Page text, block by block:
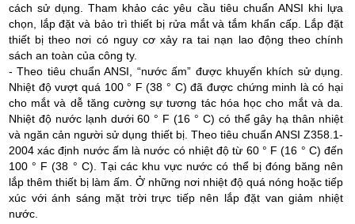
cách sử dụng. Tham khảo các yêu cầu tiêu chuẩn ANSI khi lựa
chọn, lắp đặt và bảo trì thiết bị rửa mắt và tắm khẩn cấp. Lắp đặt
thiết bị theo nơi có nguy cơ xảy ra tai nạn lao động theo chính
sách an toàn của công ty.
- Theo tiêu chuẩn ANSI, “nước ấm” được khuyến khích sử dụng.
Nhiệt độ vượt quá 100 ° F (38 ° C) đã được chứng minh là có hại
cho mắt và dễ tăng cường sự tương tác hóa học cho mắt và da.
Nhiệt độ nước lạnh dưới 60 ° F (16 ° C) có thể gây hạ thân nhiệt
và ngăn cản người sử dụng thiết bị. Theo tiêu chuẩn ANSI Z358.1-
2004 xác định nước ấm là nước có nhiệt độ từ 60 ° F (16 ° C) đến
100 ° F (38 ° C). Tại các khu vực nước có thể bị đóng băng nên
lắp thêm thiết bị làm ấm. Ở những nơi nhiệt độ quá nóng hoặc tiếp
xúc với ánh sáng mặt trời trực tiếp nên lắp đặt van giảm nhiệt
nước.